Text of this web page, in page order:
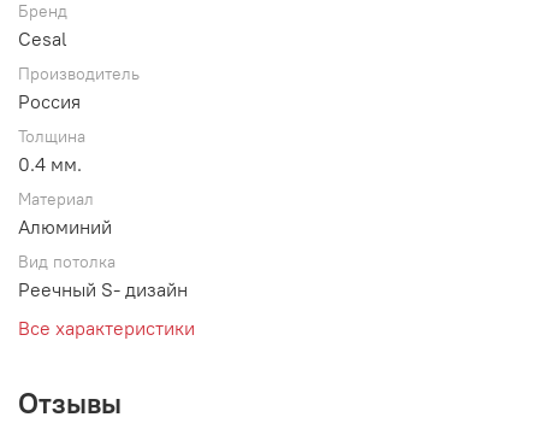
Бренд
Cesal
Производитель
Россия
Толщина
0.4 мм.
Материал
Алюминий
Вид потолка
Реечный S- дизайн
Все характеристики
Отзывы